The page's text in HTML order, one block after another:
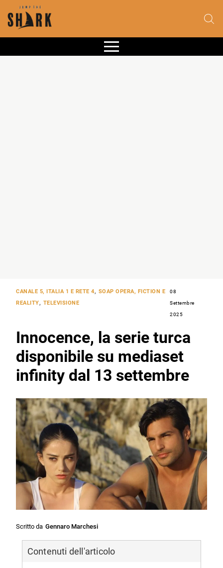
CANALE 5, ITALIA 1 E RETE 4, SOAP OPERA, FICTION E
REALITY, TELEVISIONE
08
Settembre
2025
Innocence, la serie turca
disponibile su mediaset
infinity dal 13 settembre
Scritto da Gennaro Marchesi
Contenuti dell'articolo